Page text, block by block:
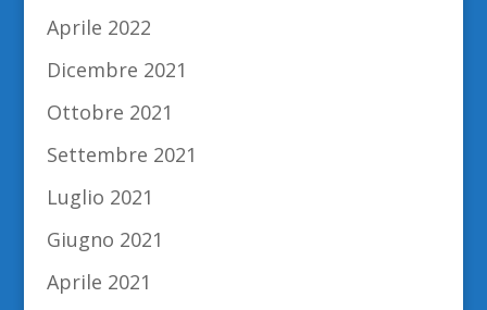
Aprile 2022
Dicembre 2021
Ottobre 2021
Settembre 2021
Luglio 2021
Giugno 2021
Aprile 2021